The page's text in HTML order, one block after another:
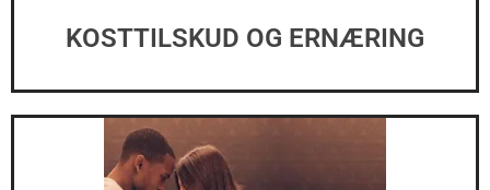
KOSTTILSKUD OG ERNÆRING